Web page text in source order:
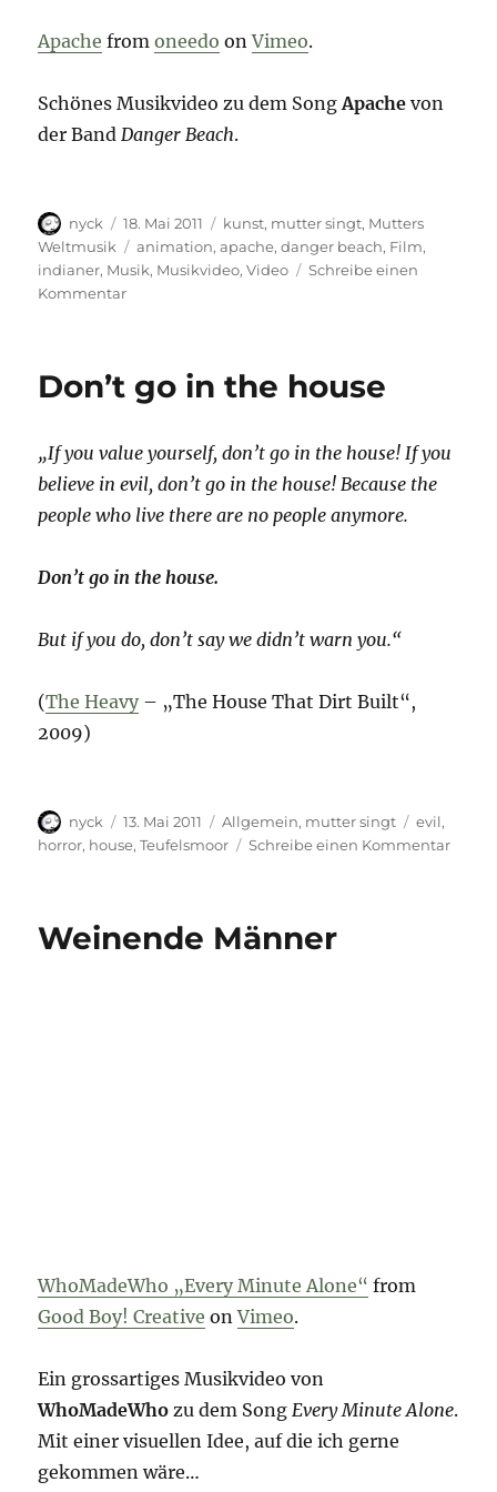
Apache fromoneedo onVimeo.
Schönes Musikvideo zu dem SongApache von
der Band Danger Beach.
Autor
nyck
Veröffentlicht
am
18. Mai 2011 Kategorien
kunst, mutter singt, Mutters
Weltmusik
Schlagwörter
animation,apache,danger beach, Film,
indianer, Musik, Musikvideo,Video
Schreibe einen
Kommentarzu
Don’t go in the house
„If you value yourself, don’t go in the house! If you
believe in evil, don’t go in the house! Because the
people who live there are no people anymore.
Don’t go in the house.
But if you do, don’t say we didn’t warn you.“
(The Heavy – „The House That Dirt Built“,
2009)
Autor
nyck
Veröffentlicht
am
13. Mai 2011 Kategorien
Allgemein, mutter singt evil,
horror, house,Teufelsmoor Schreibe einen Kommentarzu
Weinende Männer
WhoMadeWho „Every Minute Alone“ from
Good Boy! Creative onVimeo.
Ein grossartiges Musikvideo von
WhoMadeWho zu dem SongEvery Minute Alone.
Mit einer visuellen Idee, auf die ich gerne
gekommen wäre…